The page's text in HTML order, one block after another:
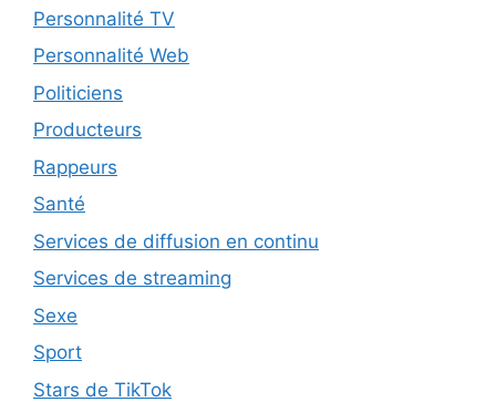
Personnalité TV
Personnalité Web
Politiciens
Producteurs
Rappeurs
Santé
Services de diffusion en continu
Services de streaming
Sexe
Sport
Stars de TikTok